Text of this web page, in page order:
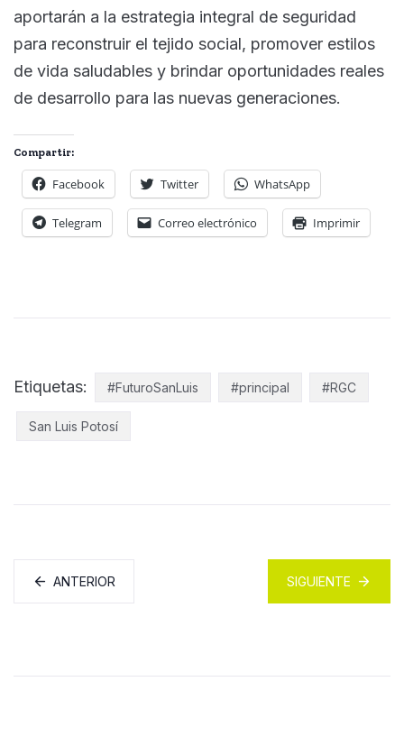
aportarán a la estrategia integral de seguridad
para reconstruir el tejido social, promover estilos
de vida saludables y brindar oportunidades reales
de desarrollo para las nuevas generaciones.
Compartir:
Facebook Twitter WhatsApp
Telegram Correo electrónico Imprimir
Etiquetas: #FuturoSanLuis #principal #RGC
San Luis Potosí
ANTERIOR SIGUIENTE